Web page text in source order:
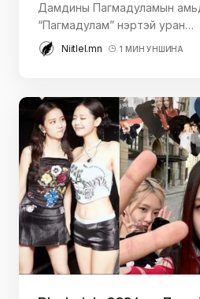
Дамдины Пагмадуламын
“Пагмадулам” нэртэй уран…
Niitlel.mn 1 МИН УНШИНА